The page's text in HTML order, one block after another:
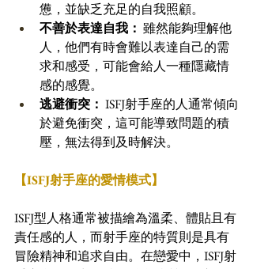
憊，並缺乏充足的自我照顧。
不善於表達自我： 雖然能夠理解他
人，他們有時會難以表達自己的需
求和感受，可能會給人一種隱藏情
感的感覺。
逃避衝突： ISFJ射手座的人通常傾向
於避免衝突，這可能導致問題的積
壓，無法得到及時解決。
【ISFJ射手座的愛情模式】
ISFJ型人格通常被描繪為溫柔、體貼且有
責任感的人，而射手座的特質則是具有
冒險精神和追求自由。在戀愛中，ISFJ射